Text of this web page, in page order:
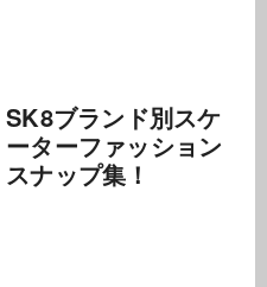
SK8ブランド別スケ
ーターファッション
スナップ集！